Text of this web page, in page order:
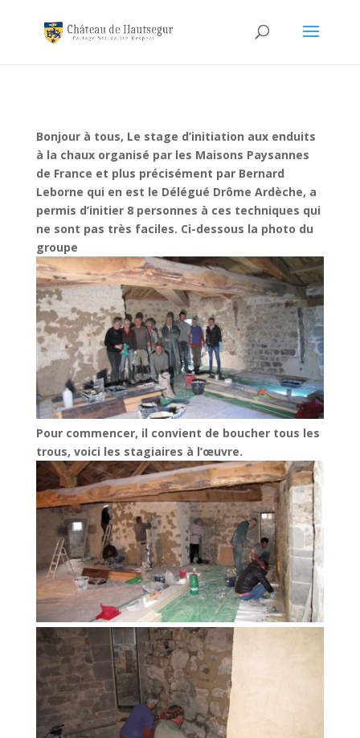
Bonjour à tous, Le stage d’initiation aux enduits
à la chaux organisé par les Maisons Paysannes
de France et plus précisément par Bernard
Leborne qui en est le Délégué Drôme Ardèche, a
permis d’initier 8 personnes à ces techniques qui
ne sont pas très faciles. Ci-dessous la photo du
groupe
Pour commencer, il convient de boucher tous les
trous, voici les stagiaires à l’œuvre.